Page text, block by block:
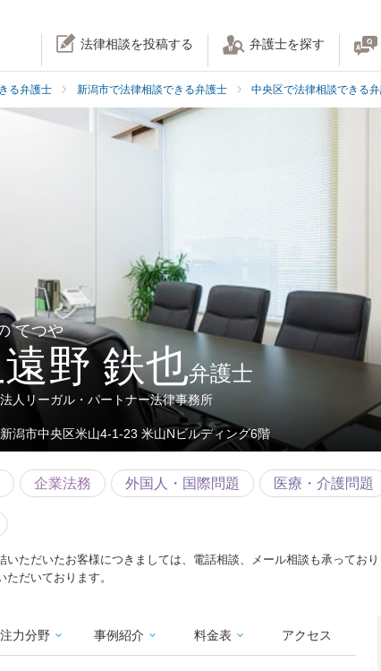
法律相談を投稿する 弁護士を探す
る弁護士 新潟市で法律相談できる弁護士 中央区で法律相談できる
てつや
野 鉄也弁護士
人リーガル・パートナー法律事務所
新潟市中央区米山4-1-23 米山Nビルディング6階
企業法務 外国人・国際問題 医療・介護問題
いただいたお客様につきましては、電話相談、メール相談も承ってお
ただいております。
注力分野 事例紹介 料金表 アクセス